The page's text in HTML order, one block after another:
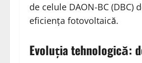
de celule DAON-BC
eficiența fotovoltaică.
Evoluția tehnologică: